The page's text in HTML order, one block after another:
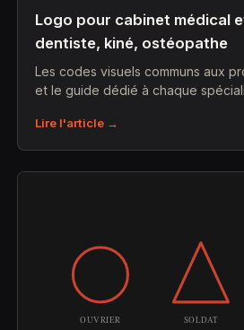
Logo pour cabinet médical
dentiste, kiné, ostéopathe
Les codes visuels communs aux
et le guide dédié à chaque
Lire l'article →